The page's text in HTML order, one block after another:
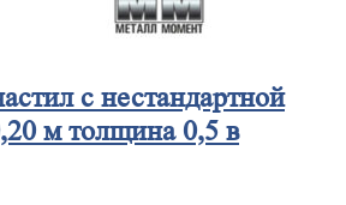
с нестандартной
м толщина 0,5 в